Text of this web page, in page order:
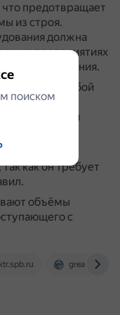
предотвращает
из строя.
должна
предприятиях
питания.
за собой
системы
заведения или
как он требует
объёмы
с
ktr.spb.ru grease.su
поиском